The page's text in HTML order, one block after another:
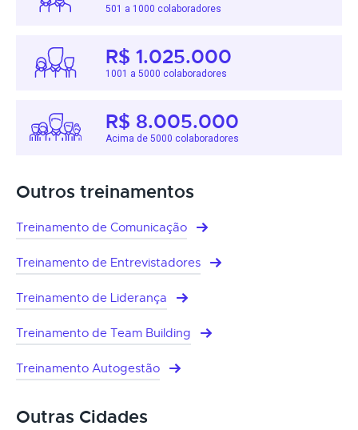
501 a 1000 colaboradores
R$ 1.025.000
1001 a 5000 colaboradores
R$ 8.005.000
Acima de 5000 colaboradores
Outros treinamentos
Treinamento de Comunicação
Treinamento de Entrevistadores
Treinamento de Liderança
Treinamento de Team Building
Treinamento Autogestão
Outras Cidades